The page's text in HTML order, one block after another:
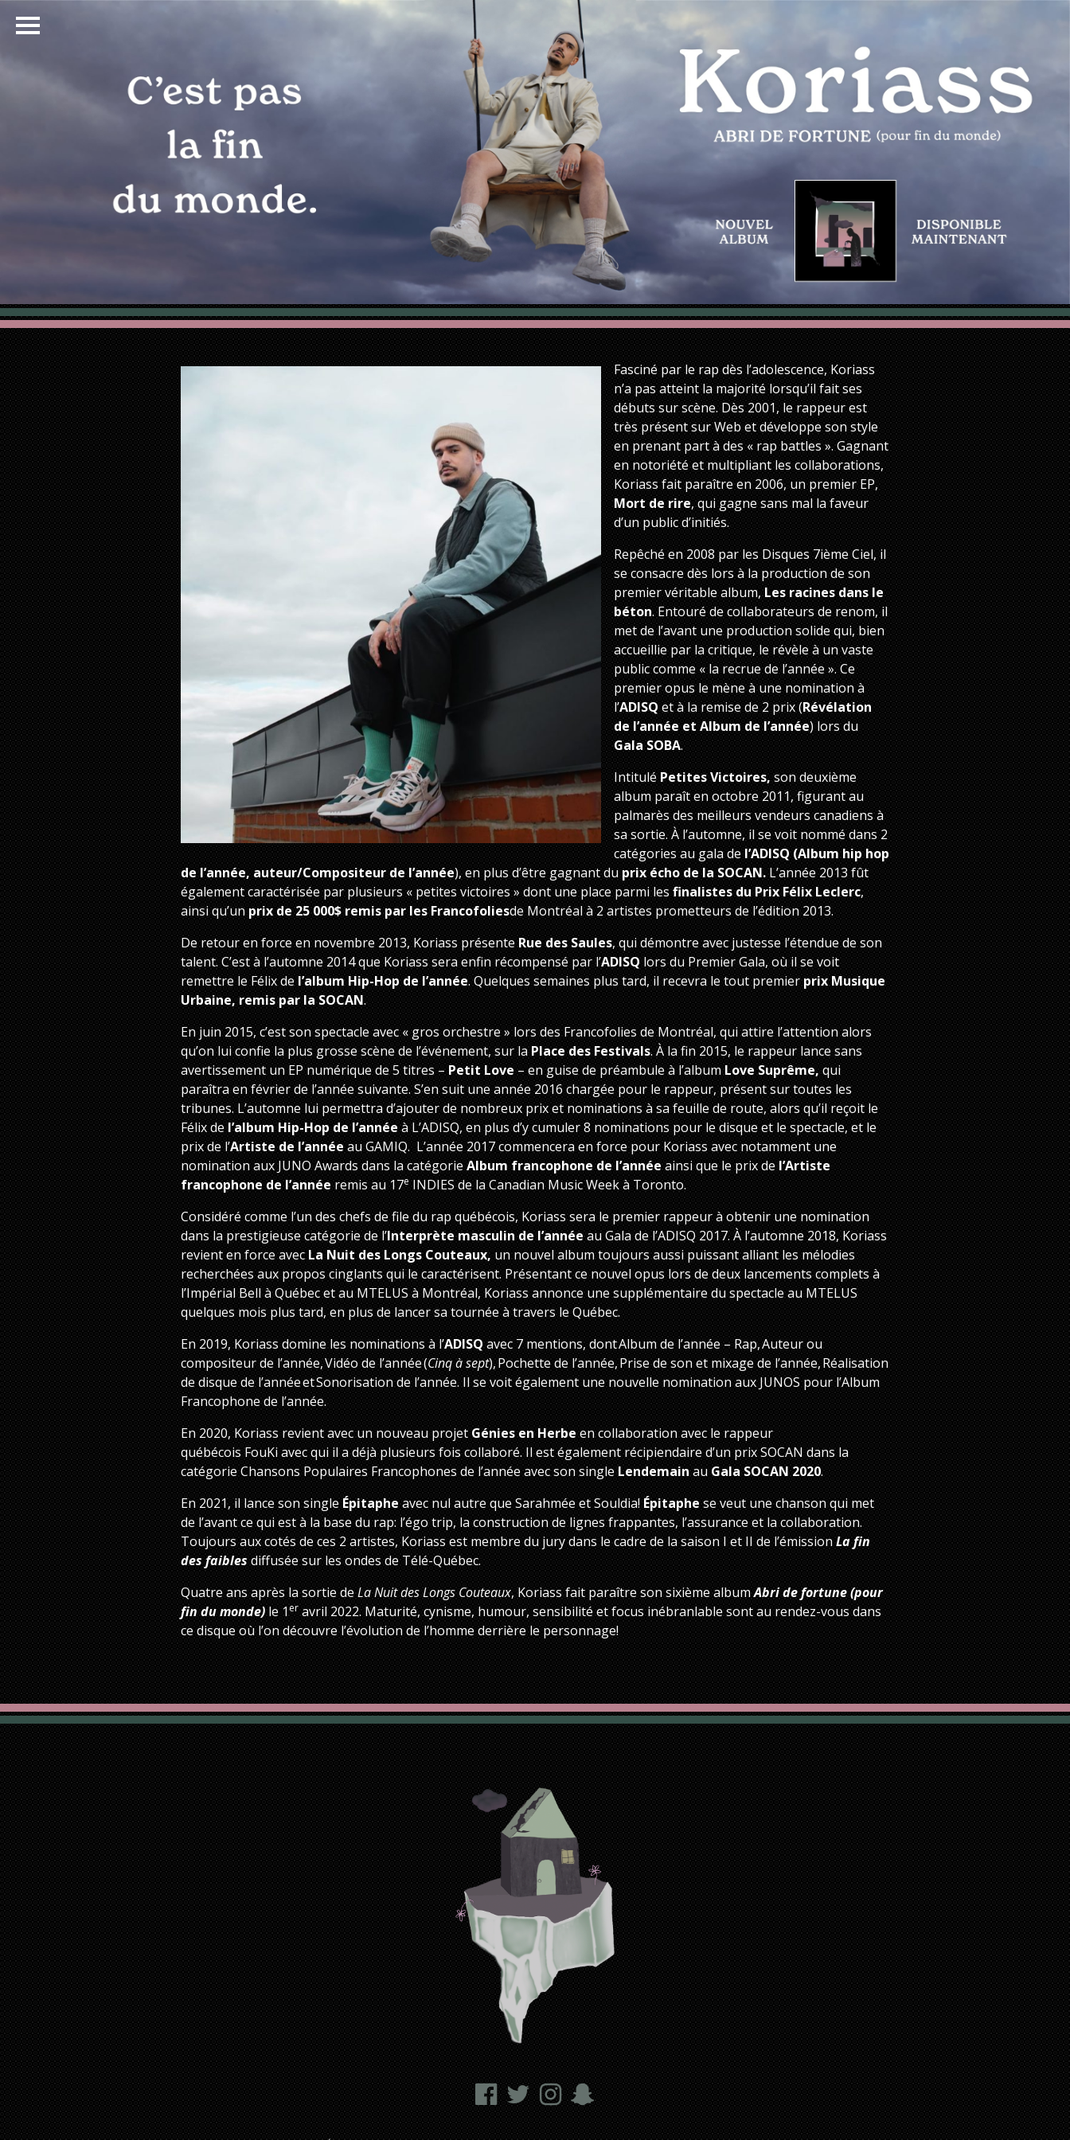
Fasciné par le rap dès l’adolescence, Koriass
n’a pas atteint la majorité lorsqu’il fait ses
débuts sur scène. Dès 2001, le rappeur est
très présent sur Web et développe son style
en prenant part à des « rap battles ». Gagnant
en notoriété et multipliant les collaborations,
Koriass fait paraître en 2006, un premier EP,
Mort de rire, qui gagne sans mal la faveur
d’un public d’initiés.
Repêché en 2008 par les Disques 7ième Ciel, il
se consacre dès lors à la production de son
premier véritable album, Les racines dans le
béton. Entouré de collaborateurs de renom, il
met de l’avant une production solide qui, bien
accueillie par la critique, le révèle à un vaste
public comme « la recrue de l’année ». Ce
premier opus le mène à une nomination à
l’ADISQ et à la remise de 2 prix (Révélation
de l’année et Album de l’année) lors du
Gala SOBA.
Intitulé Petites Victoires, son deuxième
album paraît en octobre 2011, figurant au
palmarès des meilleurs vendeurs canadiens à
sa sortie. À l’automne, il se voit nommé dans 2
catégories au gala de l’ADISQ (Album hip hop
de l’année, auteur/Compositeur de l’année), en plus d’être gagnant du prix écho de la SOCAN.L’année 2013 fût
également caractérisée par plusieurs « petites victoires » dont une place parmi lesfinalistes du Prix Félix Leclerc,
ainsi qu’un prix de 25 000$ remis par les Francofoliesde Montréal à 2 artistes prometteurs de l’édition 2013.
De retour en force en novembre 2013, Koriass présente Rue des Saules, qui démontre avec justesse l’étendue de son
talent. C’est à l’automne 2014 que Koriass sera enfin récompensé par l’ADISQ lors du Premier Gala, où il se voit
remettre le Félix de l’album Hip-Hop de l’année. Quelques semaines plus tard, il recevra le tout premier prix Musique
Urbaine, remis par la SOCAN.
En juin 2015, c’est son spectacle avec « gros orchestre » lors des Francofolies de Montréal, qui attire l’attention alors
qu’on lui confie la plus grosse scène de l’événement, sur la Place des Festivals. À la fin 2015, le rappeur lance sans
avertissement un EP numérique de 5 titres – Petit Love – en guise de préambule à l’album Love Suprême, qui
paraîtra en février de l’année suivante. S’en suit une année 2016 chargée pour le rappeur, présent sur toutes les
tribunes. L’automne lui permettra d’ajouter de nombreux prix et nominations à sa feuille de route, alors qu’il reçoit le
Félix de l’album Hip-Hop de l’année à L’ADISQ, en plus d’y cumuler 8 nominations pour le disque et le spectacle, et le
prix de l’Artiste de l’année au GAMIQ. L’année 2017 commencera en force pour Koriass avec notamment une
nomination aux JUNO Awards dans la catégorieAlbum francophone de l’année ainsi que le prix de l’Artiste
francophone de l’année remis au 17e INDIES de la Canadian Music Week à Toronto.
Considéré comme l’un des chefs de file du rap québécois, Koriass sera le premier rappeur à obtenir une nomination
dans la prestigieuse catégorie de l’Interprète masculin de l’année au Gala de l’ADISQ 2017. À l’automne 2018, Koriass
revient en force avec La Nuit des Longs Couteaux, un nouvel album toujours aussi puissant alliant les mélodies
recherchées aux propos cinglants qui le caractérisent. Présentant ce nouvel opus lors de deux lancements complets à
l’Impérial Bell à Québec et au MTELUS à Montréal, Koriass annonce une supplémentaire du spectacle au MTELUS
quelques mois plus tard, en plus de lancer sa tournée à travers le Québec.
En 2019, Koriass domine les nominations à l’ADISQ avec 7 mentions, dont Album de l’année – Rap, Auteur ou
compositeur de l’année, Vidéo de l’année (Cinq à sept), Pochette de l’année, Prise de son et mixage de l’année, Réalisation
de disque de l’année et Sonorisation de l’année. Il se voit également une nouvelle nomination aux JUNOS pour l’Album
Francophone de l’année.
En 2020, Koriass revient avec un nouveau projet Génies en Herbe en collaboration avec le rappeur
québécois FouKi avec qui il a déjà plusieurs fois collaboré. Il est également récipiendaire d’un prix SOCAN dans la
catégorie Chansons Populaires Francophones de l’année avec son single Lendemain au Gala SOCAN 2020.
En 2021, il lance son single Épitaphe avec nul autre que Sarahmée et Souldia! Épitaphe se veut une chanson qui met
de l’avant ce qui est à la base du rap: l’égo trip, la construction de lignes frappantes, l’assurance et la collaboration.
Toujours aux cotés de ces 2 artistes, Koriass est membre du jury dans le cadre de la saison I et II de l’émissionLa fin
des faiblesdiffusée sur les ondes de Télé-Québec.
Quatre ans après la sortie de La Nuit des Longs Couteaux, Koriass fait paraître son sixième albumAbri de fortune (pour
fin du monde) le 1eravril 2022. Maturité, cynisme, humour, sensibilité et focus inébranlable sont au rendez-vous dans
ce disque où l’on découvre l’évolution de l’homme derrière le personnage!